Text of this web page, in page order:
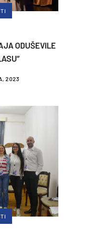
ODUŠEVILE
2023